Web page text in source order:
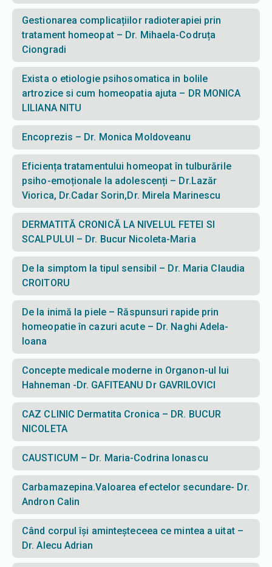
Gestionarea complicațiilor radioterapiei prin
tratament homeopat – Dr. Mihaela-Codruța
Ciongradi
Exista o etiologie psihosomatica in bolile
artrozice si cum homeopatia ajuta – DR MONICA
LILIANA NITU
Encoprezis – Dr. Monica Moldoveanu
Eficiența tratamentului homeopat în tulburările
psiho-emoționale la adolescenți – Dr.Lazăr
Viorica, Dr.Cadar Sorin,Dr. Mirela Marinescu
DERMATITĂ CRONICĂ LA NIVELUL FETEI SI
SCALPULUI – Dr. Bucur Nicoleta-Maria
De la simptom la tipul sensibil – Dr. Maria Claudia
CROITORU
De la inimă la piele – Răspunsuri rapide prin
homeopatie în cazuri acute – Dr. Naghi Adela-
Ioana
Concepte medicale moderne in Organon-ul lui
Hahneman -Dr. GAFITEANU Dr GAVRILOVICI
CAZ CLINIC Dermatita Cronica – DR. BUCUR
NICOLETA
CAUSTICUM – Dr. Maria-Codrina Ionascu
Carbamazepina.Valoarea efectelor secundare- Dr.
Andron Calin
Când corpul își aminteșteceea ce mintea a uitat –
Dr. Alecu Adrian